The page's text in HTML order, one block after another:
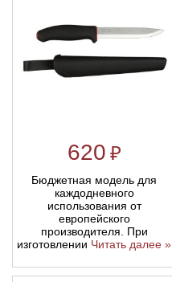
620 ₽
Бюджетная модель для
каждодневного
использования от
европейского
производителя. При
изготовлении Читать далее »